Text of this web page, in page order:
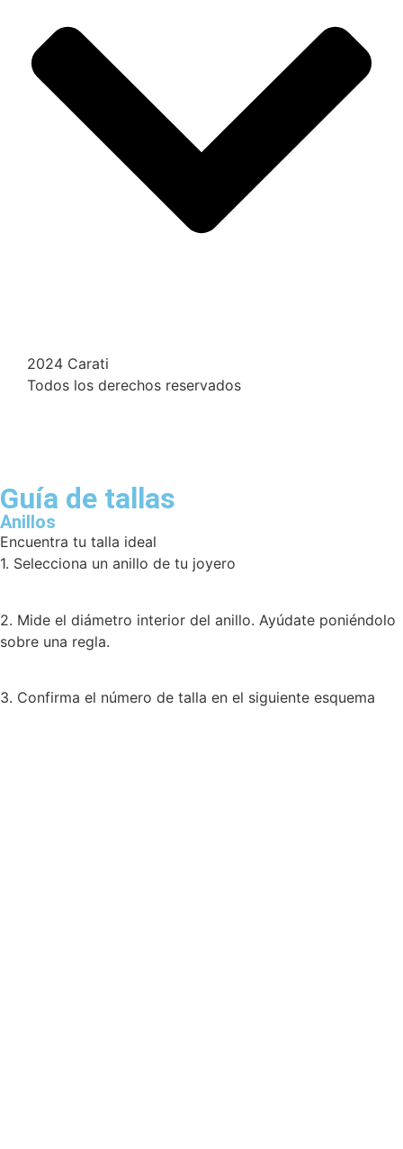
2024 Carati
Todos los derechos reservados
Guía de tallas
Anillos
Encuentra tu talla ideal
1. Selecciona un anillo de tu joyero
2. Mide el diámetro interior del anillo. Ayúdate poniéndolo
sobre una regla.
3. Confirma el número de talla en el siguiente esquema